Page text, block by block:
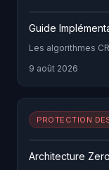
Guide
Les algorithmes
9 août 2026
PROTECTION
Architecture